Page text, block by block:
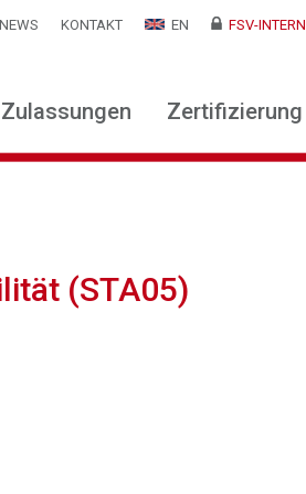
NEWS KONTAKT EN FSV-INTERN
Zulassungen Zertifizierung
(STA05)